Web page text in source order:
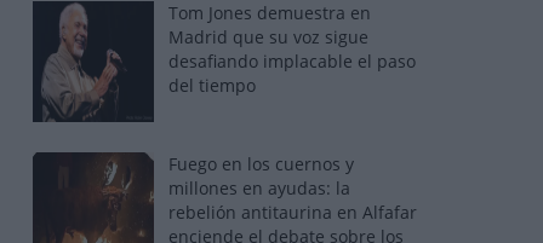
Tom Jones demuestra en
Madrid que su voz sigue
desafiando implacable el paso
del tiempo
Fuego en los cuernos y
millones en ayudas: la
rebelión antitaurina en Alfafar
enciende el debate sobre los